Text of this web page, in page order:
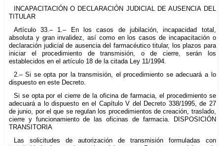
INCAPACITACIÓN O DECLARACIÓN JUDICIAL DE AUSENCIA DEL
TITULAR
Artículo 33.– 1.– En los casos de jubilación, incapacidad total,
absoluta y gran invalidez, así como en los casos de incapacitación o
declaración judicial de ausencia del farmacéutico titular, los plazos para
iniciar el procedimiento de transmisión, o de cierre, serán los
establecidos en el artículo 18 de la citada Ley 11/1994.
2.– Si se opta por la transmisión, el procedimiento se adecuará a lo
dispuesto en este Decreto.
Si se opta por el cierre de la oficina de farmacia, el procedimiento se
adecuará a lo dispuesto en el Capítulo V del Decreto 338/1995, de 27
de junio, por el que se regulan los procedimientos de creación, traslado,
cierre y funcionamiento de las oficinas de farmacia. DISPOSICIÓN
TRANSITORIA
Las solicitudes de autorización de transmisión formuladas con